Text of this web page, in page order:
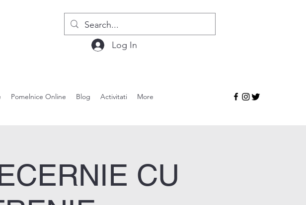
Log In
Pomelnice Online Blog Activitati More
CU